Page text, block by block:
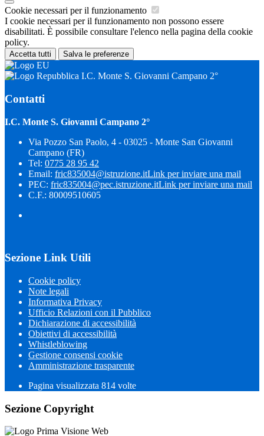
Cookie necessari per il funzionamento
I cookie necessari per il funzionamento non possono essere
disabilitati. È possibile consultare l'elenco nella pagina della cookie
policy.
Accetta tutti Salva le preferenze
I.C. Monte S. Giovanni Campano 2°
Contatti
I.C. Monte S. Giovanni Campano 2°
Via Pozzo San Paolo, 4 - 03025 - Monte San Giovanni
Campano (FR)
Tel: 0775 28 95 42
Email: fric835004@istruzione.itLink per inviare una mail
PEC: fric835004@pec.istruzione.itLink per inviare una mail
C.F.: 80009510605
Sezione Link Utili
Cookie policy
Note legali
Informativa Privacy
Ufficio Relazioni con il Pubblico
Dichiarazione di accessibilità
Obiettivi di accessibilità
Whistleblowing
Gestione consensi cookie
Amministrazione trasparente
Pagina visualizzata 814 volte
Sezione Copyright